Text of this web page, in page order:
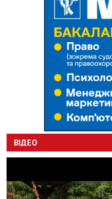
ВІДЕО